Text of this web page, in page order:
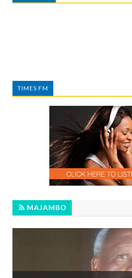
TIMES FM
MAJAMBO